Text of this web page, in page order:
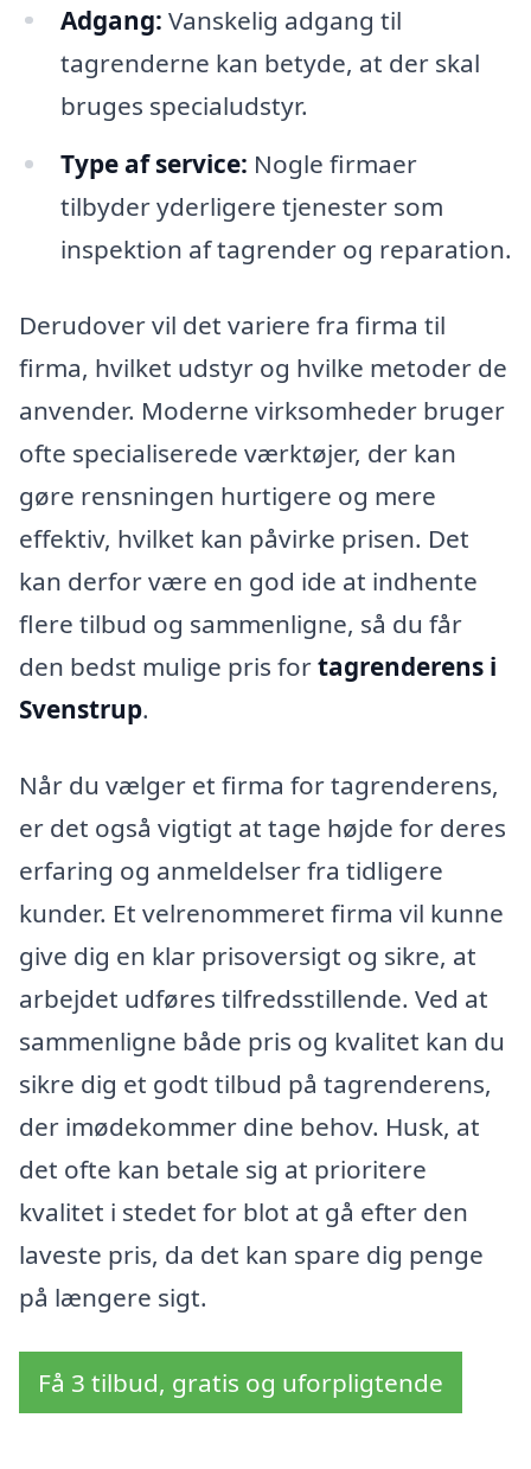
Adgang: Vanskelig adgang til
tagrenderne kan betyde, at der skal
bruges specialudstyr.
Type af service: Nogle firmaer
tilbyder yderligere tjenester som
inspektion af tagrender og reparation.
Derudover vil det variere fra firma til
firma, hvilket udstyr og hvilke metoder de
anvender. Moderne virksomheder bruger
ofte specialiserede værktøjer, der kan
gøre rensningen hurtigere og mere
effektiv, hvilket kan påvirke prisen. Det
kan derfor være en god ide at indhente
flere tilbud og sammenligne, så du får
den bedst mulige pris fortagrenderens i
Svenstrup.
Når du vælger et firma for tagrenderens,
er det også vigtigt at tage højde for deres
erfaring og anmeldelser fra tidligere
kunder. Et velrenommeret firma vil kunne
give dig en klar prisoversigt og sikre, at
arbejdet udføres tilfredsstillende. Ved at
sammenligne både pris og kvalitet kan du
sikre dig et godt tilbud på tagrenderens,
der imødekommer dine behov. Husk, at
det ofte kan betale sig at prioritere
kvalitet i stedet for blot at gå efter den
laveste pris, da det kan spare dig penge
på længere sigt.
Få 3 tilbud, gratis og uforpligtende